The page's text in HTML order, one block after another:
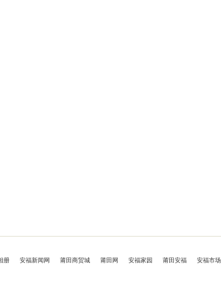
册 安福新闻网 莆田商贸城 莆田网 安福家园 莆田安福 安福市场